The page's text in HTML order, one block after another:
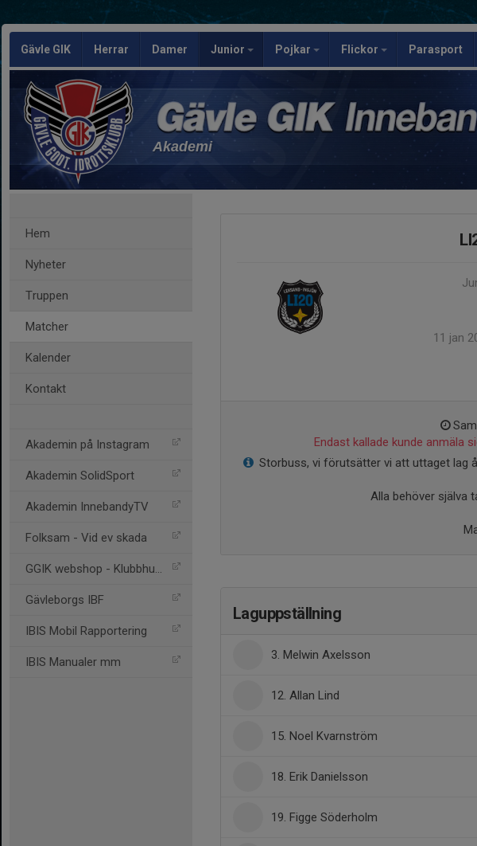
Gävle GIK Herrar Damer Junior Pojkar Flickor Parasport
Akademi
Hem
Nyheter
Truppen
Matcher
Kalender
Kontakt
Akademin på Instagram
Akademin SolidSport
Akademin InnebandyTV
Folksam - Vid ev skada
GGIK webshop - Klubbhuset
Gävleborgs IBF
IBIS Mobil Rapportering
IBIS Manualer mm
11 jan
Endast kallade kunde anmäla
Storbuss, vi förutsätter vi att uttaget lag
Alla behöver själva
Laguppställning
3. Melwin Axelsson
12. Allan Lind
15. Noel Kvarnström
18. Erik Danielsson
19. Figge Söderholm